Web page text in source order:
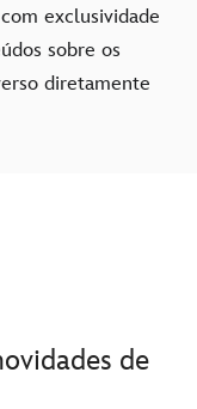
exclusividade
sobre os
diretamente
de